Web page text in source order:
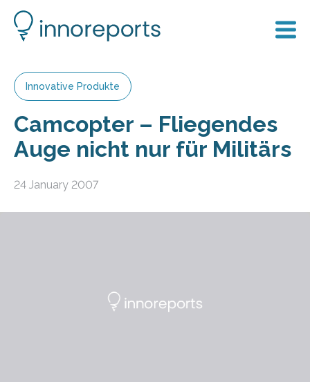
Innovative Produkte
Camcopter – Fliegendes
Auge nicht nur für Militärs
24 January 2007